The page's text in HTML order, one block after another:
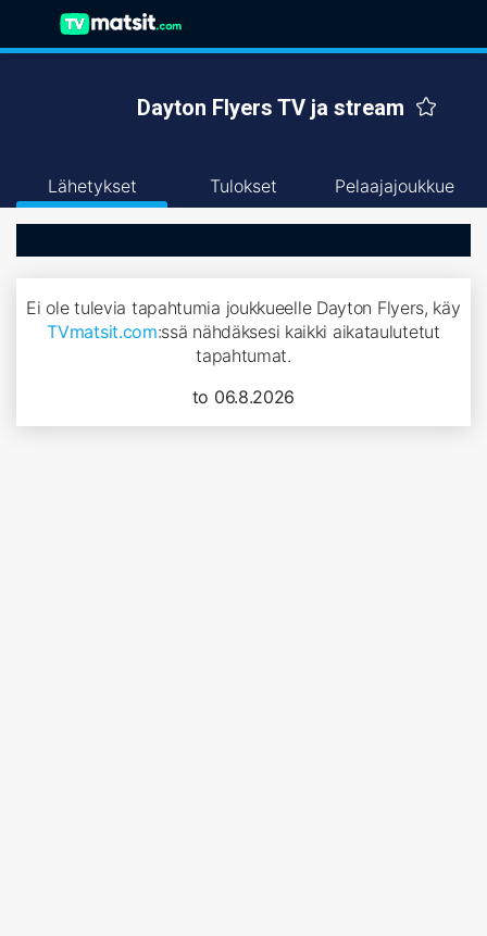
Dayton Flyers TV ja stream
Lähetykset Tulokset Pelaajajoukkue
Ei ole tulevia tapahtumia joukkueelle Dayton Flyers, käy
TVmatsit.com:ssä nähdäksesi kaikki aikataulutetut
tapahtumat.
to 06.8.2026